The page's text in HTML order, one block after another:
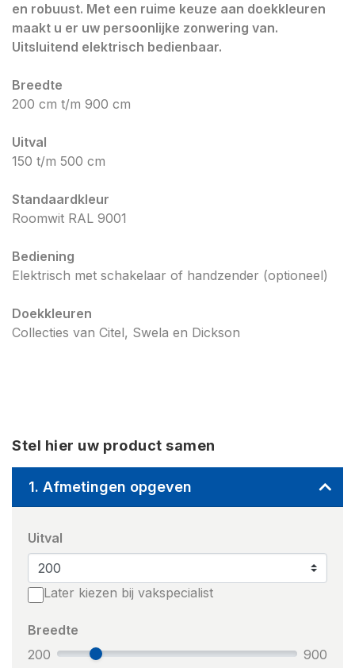
en robuust. Met een ruime keuze aan doekkleuren
maakt u er uw persoonlijke zonwering van.
Uitsluitend elektrisch bedienbaar.
Breedte
200 cm t/m 900 cm
Uitval
150 t/m 500 cm
Standaardkleur
Roomwit RAL 9001
Bediening
Elektrisch met schakelaar of handzender (optioneel)
Doekkleuren
Collecties van Citel, Swela en Dickson
Stel hier uw product samen
1. Afmetingen opgeven
Uitval
Later kiezen bij vakspecialist
Breedte
200
900